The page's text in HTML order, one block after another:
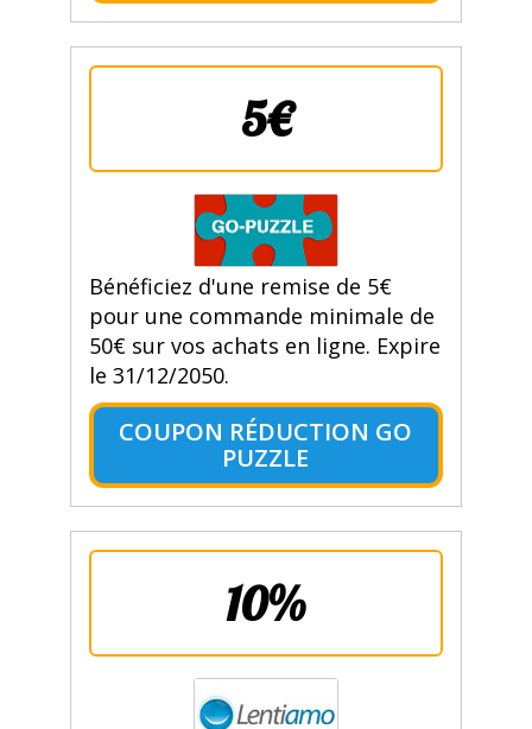
5€
Bénéficiez d'une remise de 5€
pour une commande minimale de
50€ sur vos achats en ligne. Expire
le 31/12/2050.
COUPON RÉDUCTION GO
PUZZLE
10%